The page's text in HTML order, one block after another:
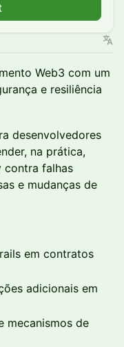
Web3 com um
e resiliência
desenvolvedores
na prática,
falhas
e mudanças de
em contratos
adicionais em
mecanismos de